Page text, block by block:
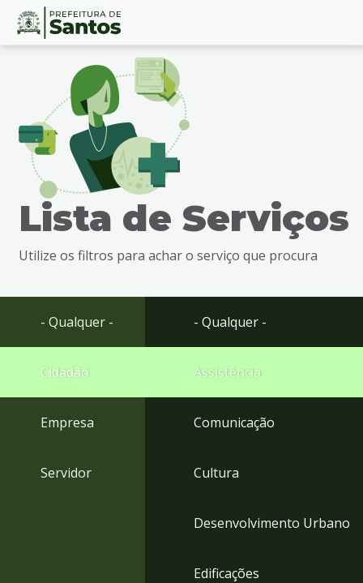
Ir
busca
Ir
rodapé
Conteúdo
Lista de Serviços
Utilize os filtros para achar o serviço que procura
- Qualquer -
Cidadão
Empresa
Servidor
- Qualquer -
Assistência
Comunicação
Cultura
Desenvolvimento Urbano
Edificações